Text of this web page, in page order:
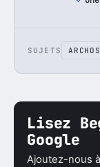
SUJETS ARCHOS
Lisez
Google
Ajoutez-nous